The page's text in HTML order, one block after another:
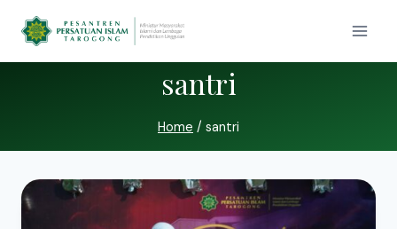
santri
Home / santri